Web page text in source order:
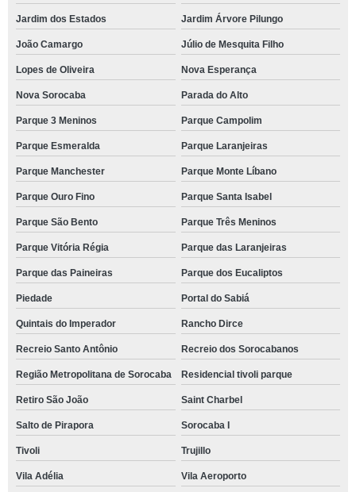
Jardim dos Estados Jardim Árvore Pilungo
João Camargo Júlio de Mesquita Filho
Lopes de Oliveira Nova Esperança
Nova Sorocaba Parada do Alto
Parque 3 Meninos Parque Campolim
Parque Esmeralda Parque Laranjeiras
Parque Manchester Parque Monte Líbano
Parque Ouro Fino Parque Santa Isabel
Parque São Bento Parque Três Meninos
Parque Vitória Régia Parque das Laranjeiras
Parque das Paineiras Parque dos Eucaliptos
Piedade Portal do Sabiá
Quintais do Imperador Rancho Dirce
Recreio Santo Antônio Recreio dos Sorocabanos
Região Metropolitana de Sorocaba Residencial tivoli parque
Retiro São João Saint Charbel
Salto de Pirapora Sorocaba I
Tivoli Trujillo
Vila Adélia Vila Aeroporto